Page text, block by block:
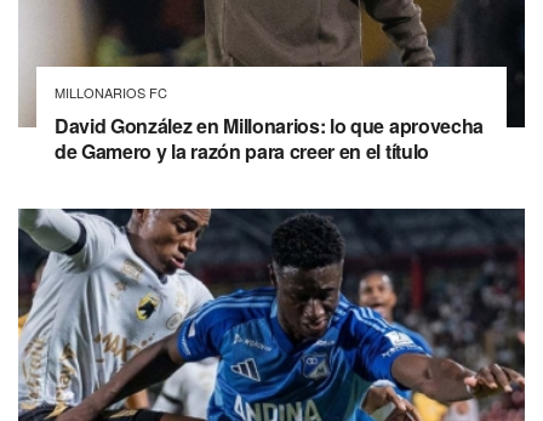
MILLONARIOS FC
David González en Millonarios: lo que aprovecha
de Gamero y la razón para creer en el título